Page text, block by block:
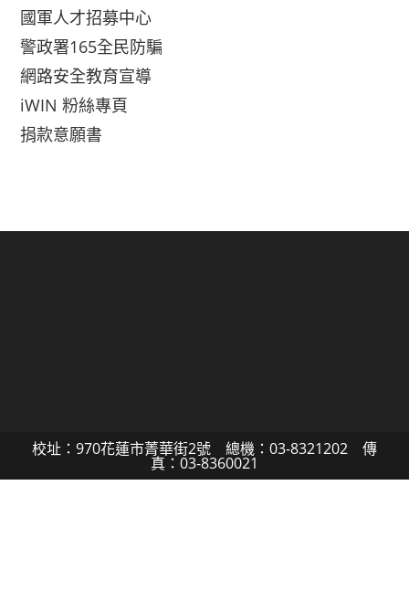
國軍人才招募中心
警政署165全民防騙
網路安全教育宣導
iWIN 粉絲專頁
捐款意願書
校址：970花蓮市菁華街2號 總機：03-8321202 傳
真：03-8360021